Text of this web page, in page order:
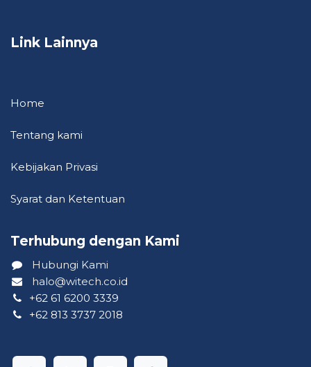
Link Lainnya
Home
Tentang kami
Kebija​kan P​riva​si
Syarat dan Ketentuan
Terhubung dengan Kami ​
Hubungi Kami
halo@witech.co.id
+62 61 6200 3339
+62 813 3737 2018